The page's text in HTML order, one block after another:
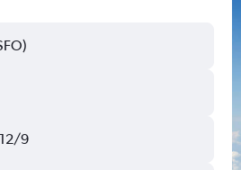
9